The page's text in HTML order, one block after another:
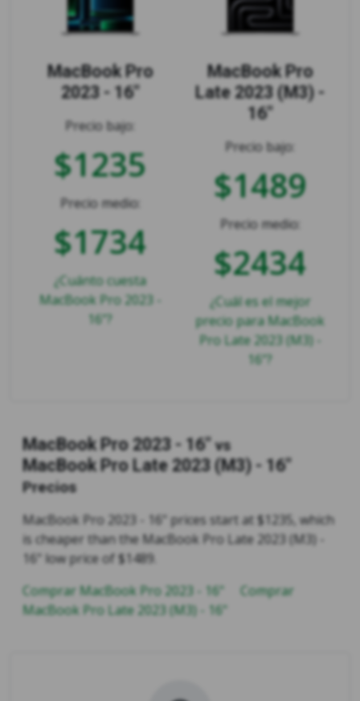
MacBook Pro
2023 - 16"
Precio bajo:
$1235
Precio medio:
$1734
¿Cuánto cuesta
MacBook Pro 2023 -
16"?
MacBook Pro
Late 2023 (M3) -
16"
Precio bajo:
$1489
Precio medio:
$2434
¿Cuál es el mejor
precio para MacBook
Pro Late 2023 (M3) -
16"?
MacBook Pro 2023 - 16" vs
MacBook Pro Late 2023 (M3) - 16"
Precios
MacBook Pro 2023 - 16" prices start at $1235, which
is cheaper than the MacBook Pro Late 2023 (M3) -
16" low price of $1489.
Comprar MacBook Pro 2023 - 16"
Comprar
MacBook Pro Late 2023 (M3) - 16"